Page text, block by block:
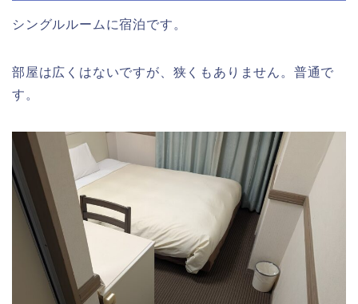
シングルルームに宿泊です。
部屋は広くはないですが、狭くもありません。普通で
す。